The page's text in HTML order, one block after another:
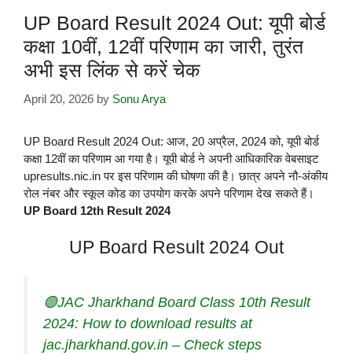
UP Board Result 2024 Out: यूपी बोर्ड
कक्षा 10वीं, 12वीं परिणाम का जारी, तुरंत
अभी इस लिंक से करें चेक
April 20, 2026 by Sonu Arya
UP Board Result 2024 Out: आज, 20 अप्रैल, 2024 को, यूपी बोर्ड
कक्षा 12वीं का परिणाम आ गया है। यूपी बोर्ड ने अपनी आधिकारिक वेबसाइट
upresults.nic.in पर इस परिणाम की घोषणा की है। छात्र अपने नौ-अंकीय
रोल नंबर और स्कूल कोड का उपयोग करके अपने परिणाम देख सकते हैं।
UP Board 12th Result 2024
UP Board Result 2024 Out
🟢JAC Jharkhand Board Class 10th Result
2024: How to download results at
jac.jharkhand.gov.in – Check steps